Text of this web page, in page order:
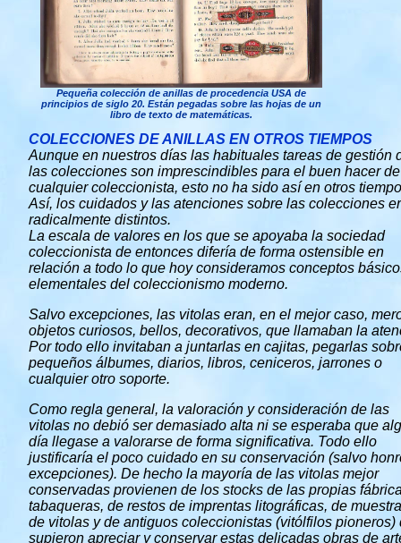
Pequeña colección de anillas de procedencia USA de
principios de siglo 20. Están pegadas sobre las hojas de un
libro de texto de matemáticas.
COLECCIONES DE ANILLAS EN OTROS TIEMPOS
Aunque en nuestros días las habituales tareas de gestión
las colecciones son imprescindibles para el buen hacer de
cualquier coleccionista, esto no ha sido así en otros
Así, los cuidados y las atenciones sobre las colecciones
radicalmente distintos.
La escala de valores en los que se apoyaba la sociedad
coleccionista de entonces difería de forma ostensible en
relación a todo lo que hoy consideramos conceptos
elementales del coleccionismo moderno.
Salvo excepciones, las vitolas eran, en el mejor caso,
objetos curiosos, bellos, decorativos, que llamaban la
Por todo ello invitaban a juntarlas en cajitas, pegarlas
pequeños álbumes, diarios, libros, ceniceros, jarrones o
cualquier otro soporte.
Como regla general, la valoración y consideración de las
vitolas no debió ser demasiado alta ni se esperaba que
día llegase a valorarse de forma significativa. Todo ello
justificaría el poco cuidado en su conservación (salvo
excepciones). De hecho la mayoría de las vitolas mejor
conservadas provienen de los stocks de las propias
tabaqueras, de restos de imprentas litográficas, de
de vitolas y de antiguos coleccionistas (vitólfilos pioneros)
supieron apreciar y conservar estas delicadas obras de